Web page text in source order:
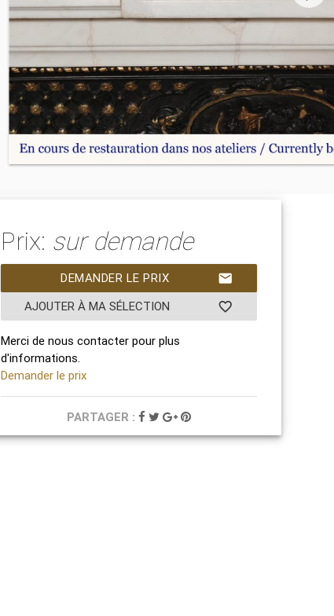
Prix: sur demande
mail
DEMANDER LE PRIX
favorite_border
AJOUTER À MA SÉLECTION
Merci de nous contacter pour plus
d'informations.
Demander le prix
PARTAGER :